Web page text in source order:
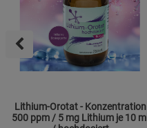
Lithium-Orotat - Konzentration
500 ppm / 5 mg Lithium je 10 ml